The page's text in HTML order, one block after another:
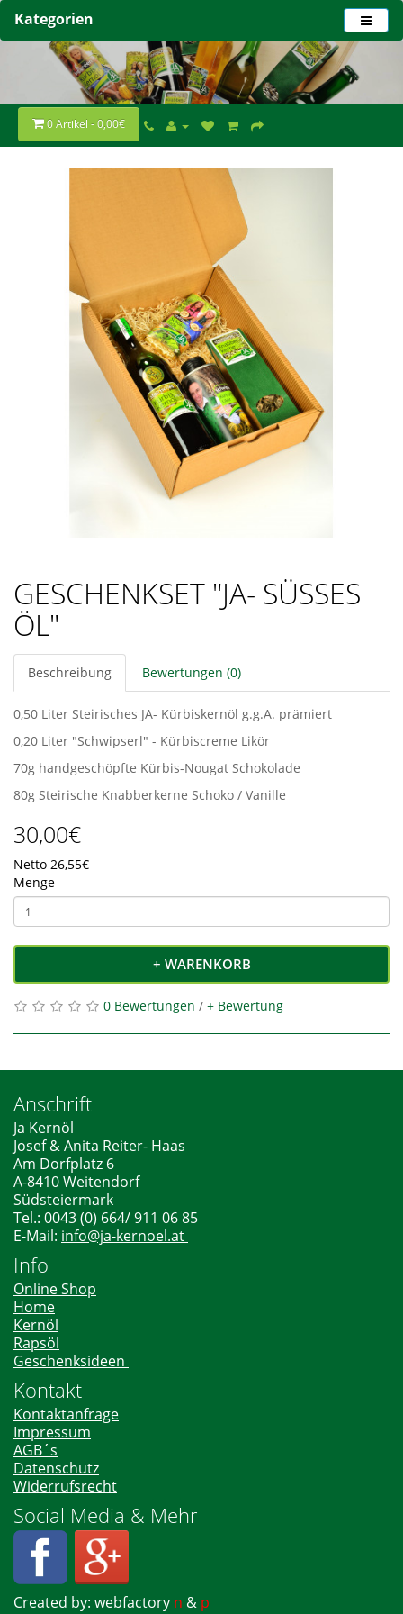
Kategorien
0 Artikel - 0,00€
GESCHENKSET "JA- SÜSSES
ÖL"
Beschreibung Bewertungen (0)
0,50 Liter Steirisches JA- Kürbiskernöl g.g.A. prämiert
0,20 Liter "Schwipserl" - Kürbiscreme Likör
70g handgeschöpfte Kürbis-Nougat Schokolade
80g Steirische Knabberkerne Schoko / Vanille
30,00€
Netto 26,55€
Menge
+ WARENKORB
0 Bewertungen / + Bewertung
Anschrift
Ja Kernöl
Josef & Anita Reiter- Haas
Am Dorfplatz 6
A-8410 Weitendorf
Südsteiermark
Tel.: 0043 (0) 664/ 911 06 85
E-Mail: info@ja-kernoel.at
Info
Online Shop
Home
Kernöl
Rapsöl
Geschenksideen
Kontakt
Kontaktanfrage
Impressum
AGB´s
Datenschutz
Widerrufsrecht
Social Media & Mehr
Created by: webfactory n & p